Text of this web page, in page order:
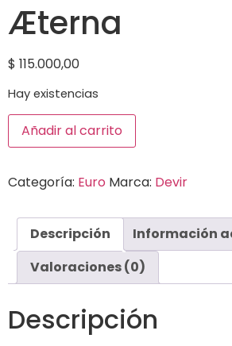
Æterna
$ 115.000,00
Hay existencias
Añadir al carrito
Categoría: Euro Marca: Devir
Descripción
Información
Valoraciones (0)
Descripción